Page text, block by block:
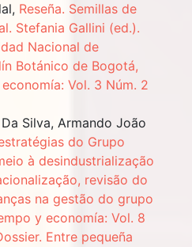
Reseña. Semillas de
Stefania Gallini (ed.).
Nacional de
Botánico de Bogotá,
Vol. 3 Núm. 2
Silva, Armando João
do Grupo
à desindustrialização
revisão do
na gestão do grupo
y economía: Vol. 8
Entre pequeña